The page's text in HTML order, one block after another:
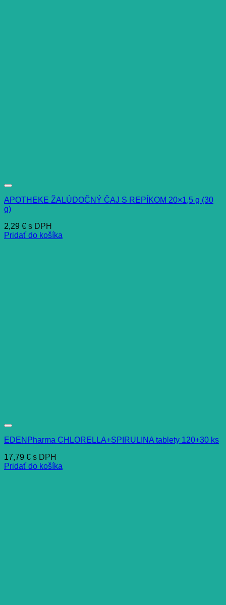
APOTHEKE ŽALÚDOČNÝ ČAJ S REPÍKOM 20×1,5 g (30
g)
2,29 € s DPH
Pridať do košíka
EDENPharma CHLORELLA+SPIRULINA tablety 120+30 ks
17,79 € s DPH
Pridať do košíka